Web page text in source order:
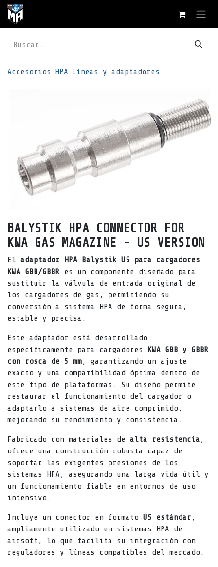
Ir al contenido
Accesorios HPA Líneas y adaptadores
BALYSTIK HPA CONNECTOR FOR
KWA GAS MAGAZINE - US VERSION
El adaptador HPA Balystik US para cargadores
KWA GBB/GBBR es un componente diseñado para
sustituir la válvula de entrada original de
los cargadores de gas, permitiendo su
conversión a sistema HPA de forma segura,
estable y precisa.
Este adaptador está desarrollado
específicamente para cargadores
KWA GBB y GBBR
con rosca de 5 mm, garantizando un ajuste
exacto y una compatibilidad óptima dentro de
este tipo de plataformas. Su diseño permite
restaurar el funcionamiento del cargador o
adaptarlo a sistemas de aire comprimido,
mejorando su rendimiento y consistencia.
Fabricado con materiales de alta resistencia ,
ofrece una construcción robusta capaz de
soportar las exigentes presiones de los
sistemas HPA, asegurando una larga vida útil y
un funcionamiento fiable en entornos de uso
intensivo.
Incluye un conector en formato US estándar ,
ampliamente utilizado en sistemas HPA de
airsoft, lo que facilita su integración con
reguladores y líneas compatibles del mercado.